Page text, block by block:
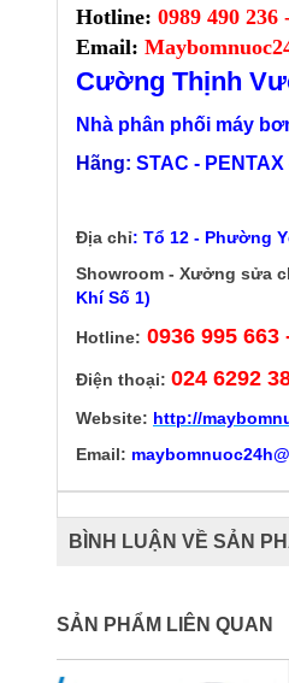
Hotline: 0989 490 236
Email:
Cường Thịnh
Nhà phân phối máy
Hãng: STAC -
Địa chỉ: Tổ 12 - Phường
Showroom - Xưởng sửa
Khí Số 1)
Hotline: 0936 995 663
Điện thoại: 024 6292
Website: http://
Email:
BÌNH LUẬN VỀ SẢN
SẢN PHẨM LIÊN QUAN